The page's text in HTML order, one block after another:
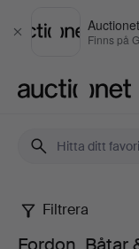
Stäng
Auctionet
Finns på
Fordon,
Filtrera
Fordon, Båtar